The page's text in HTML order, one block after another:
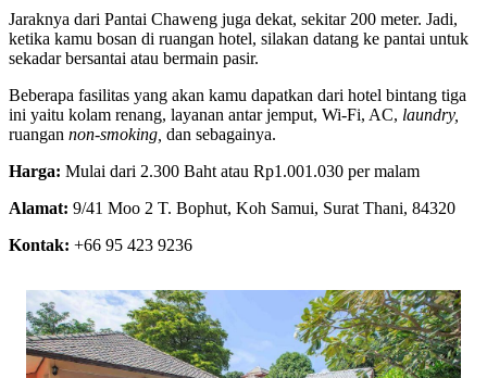
Jaraknya dari Pantai Chaweng juga dekat, sekitar 200 meter. Jadi,
ketika kamu bosan di ruangan hotel, silakan datang ke pantai untuk
sekadar bersantai atau bermain pasir.
Beberapa fasilitas yang akan kamu dapatkan dari hotel bintang tiga
ini yaitu kolam renang, layanan antar jemput, Wi-Fi, AC, laundry,
ruangan non-smoking, dan sebagainya.
Harga: Mulai dari 2.300 Baht atau Rp1.001.030 per malam
Alamat: 9/41 Moo 2 T. Bophut, Koh Samui, Surat Thani, 84320
Kontak: +66 95 423 9236